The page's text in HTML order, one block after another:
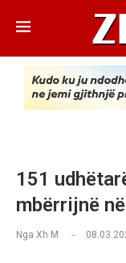
151
mbërrijnë
Nga Xh M